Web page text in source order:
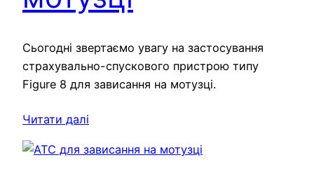
Сьогодні звертаємо увагу на застосування
страхувально-спускового пристрою типу
Figure 8 для зависання на мотузці.
Читати далі